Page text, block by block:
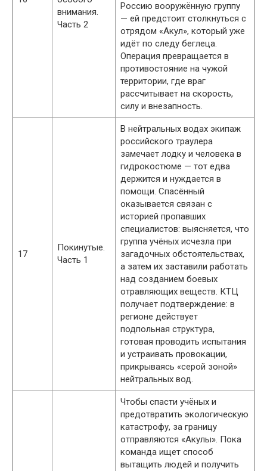
внимания.
Часть 2
Россию вооружённую группу
— ей предстоит столкнуться с
отрядом «Акул», который уже
идёт по следу беглеца.
Операция превращается в
противостояние на чужой
территории, где враг
рассчитывает на скорость,
силу и внезапность.
17
Покинутые.
Часть 1
В нейтральных водах экипаж
российского траулера
замечает лодку и человека в
гидрокостюме — тот едва
держится и нуждается в
помощи. Спасённый
оказывается связан с
историей пропавших
специалистов: выясняется, что
группа учёных исчезла при
загадочных обстоятельствах,
а затем их заставили работать
над созданием боевых
отравляющих веществ. КТЦ
получает подтверждение: в
регионе действует
подпольная структура,
готовая проводить испытания
и устраивать провокации,
прикрываясь «серой зоной»
нейтральных вод.
Чтобы спасти учёных и
предотвратить экологическую
катастрофу, за границу
отправляются «Акулы». Пока
команда ищет способ
вытащить людей и получить